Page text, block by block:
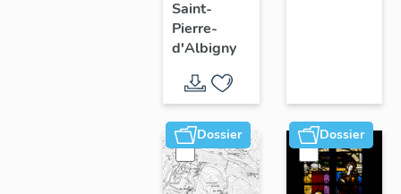
du bourg
de Saint-
Pierre-
d'Albigny
Saint-
Pierre-
d'Albigny
Alpes
(DOSSIER
EN
COURS)
Dossier Dossier